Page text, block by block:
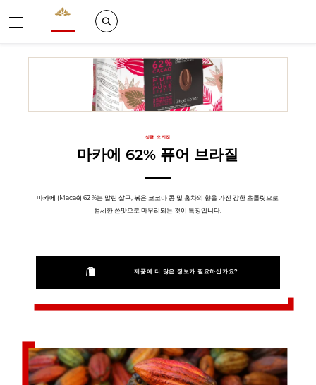
Valrhona - Imaginons le meilleur du chocolat
Search
싱글 오리진
마카에 62% 퓨어 브라질
마카에 (Macaé) 62 %는 말린 살구, 볶은 코코아 콩 및 홍차의 향을 가진 강한 초콜릿으로
섬세한 쓴맛으로 마무리되는 것이 특징입니다.
제품에 더 많은 정보가 필요하신가요?